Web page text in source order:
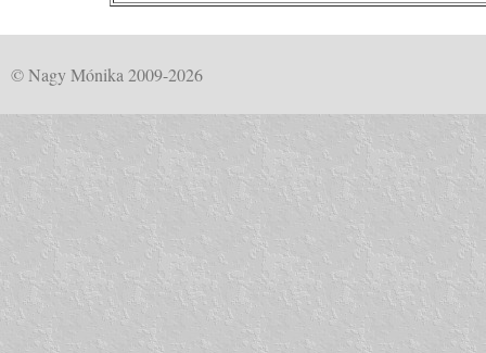
© Nagy Mónika 2009-2026